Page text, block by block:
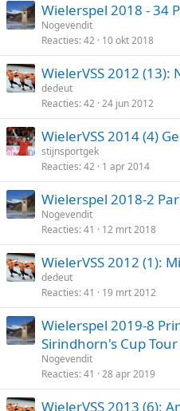
Wielerspel 2018 - 34
Nogevendit
Reacties 42 10 okt 2018
WielerVSS 2012
dedeut
Reacties 42 24 jun 2012
WielerVSS 2014 (4)
stijnsportgek
Reacties 42 1 apr 2014
Wielerspel 2018-2
Nogevendit
Reacties 41 12 mrt 2018
WielerVSS 2012 (1):
dedeut
Reacties 41 19 mrt 2012
Wielerspel 2019-8
Sirindhorn's Cup
Nogevendit
Reacties 41 28 apr 2019
WielerVSS 2013 (6):